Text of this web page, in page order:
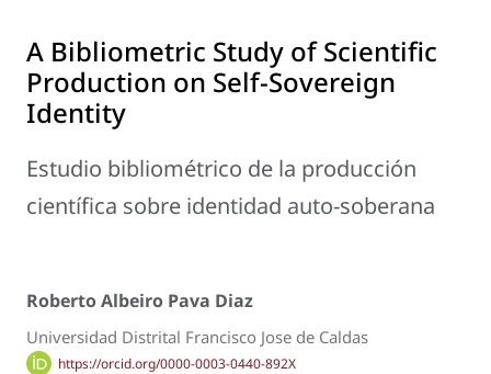
A Bibliometric Study of Scientific
Production on Self-Sovereign
Identity
Estudio bibliométrico de la producción
científica sobre identidad auto-soberana
Roberto Albeiro Pava Diaz
Universidad Distrital Francisco Jose de Caldas
https://orcid.org/0000-0003-0440-892X